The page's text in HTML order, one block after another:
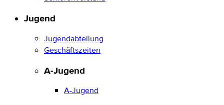
Jugend
Jugendabteilung
Geschäftszeiten
A-Jugend
A-Jugend